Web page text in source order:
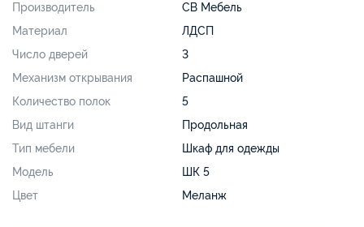
Производитель
СВ Мебель
Материал
ЛДСП
Число дверей
3
Механизм открывания
Распашной
Количество полок
5
Вид штанги
Продольная
Тип мебели
Шкаф для одежды
Модель
ШК 5
Цвет
Меланж